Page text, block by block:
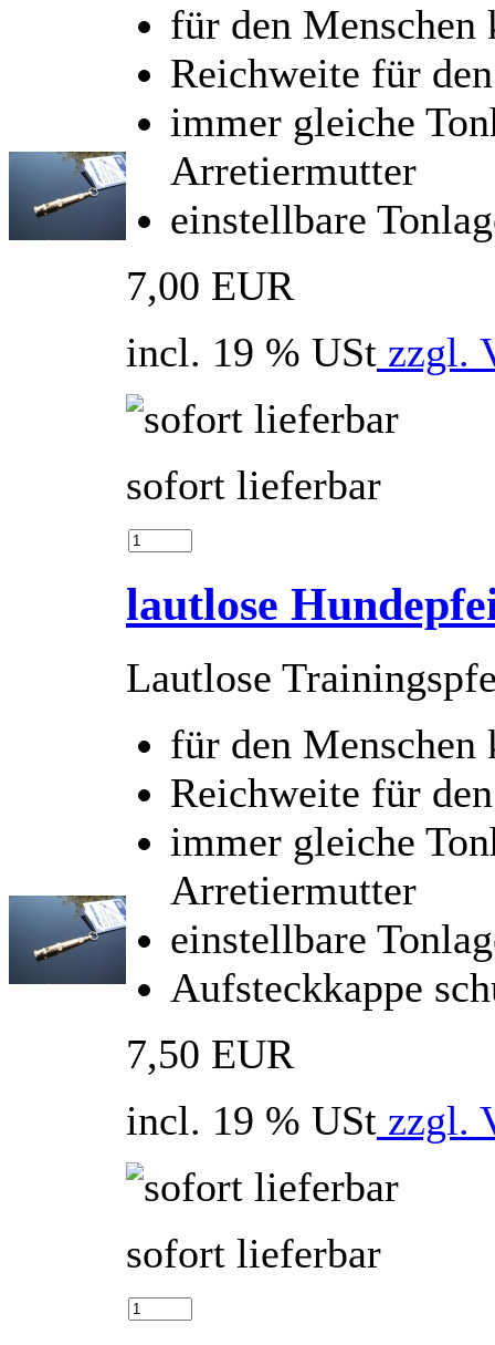
für den Menschen
Reichweite für
immer gleiche
Arretiermutter
einstellbare
7,00 EUR
incl. 19 % USt zzgl.
sofort lieferbar
lautlose
Lautlose
für den Menschen
Reichweite für
immer gleiche
Arretiermutter
einstellbare
Aufsteckkappe
7,50 EUR
incl. 19 % USt zzgl.
sofort lieferbar